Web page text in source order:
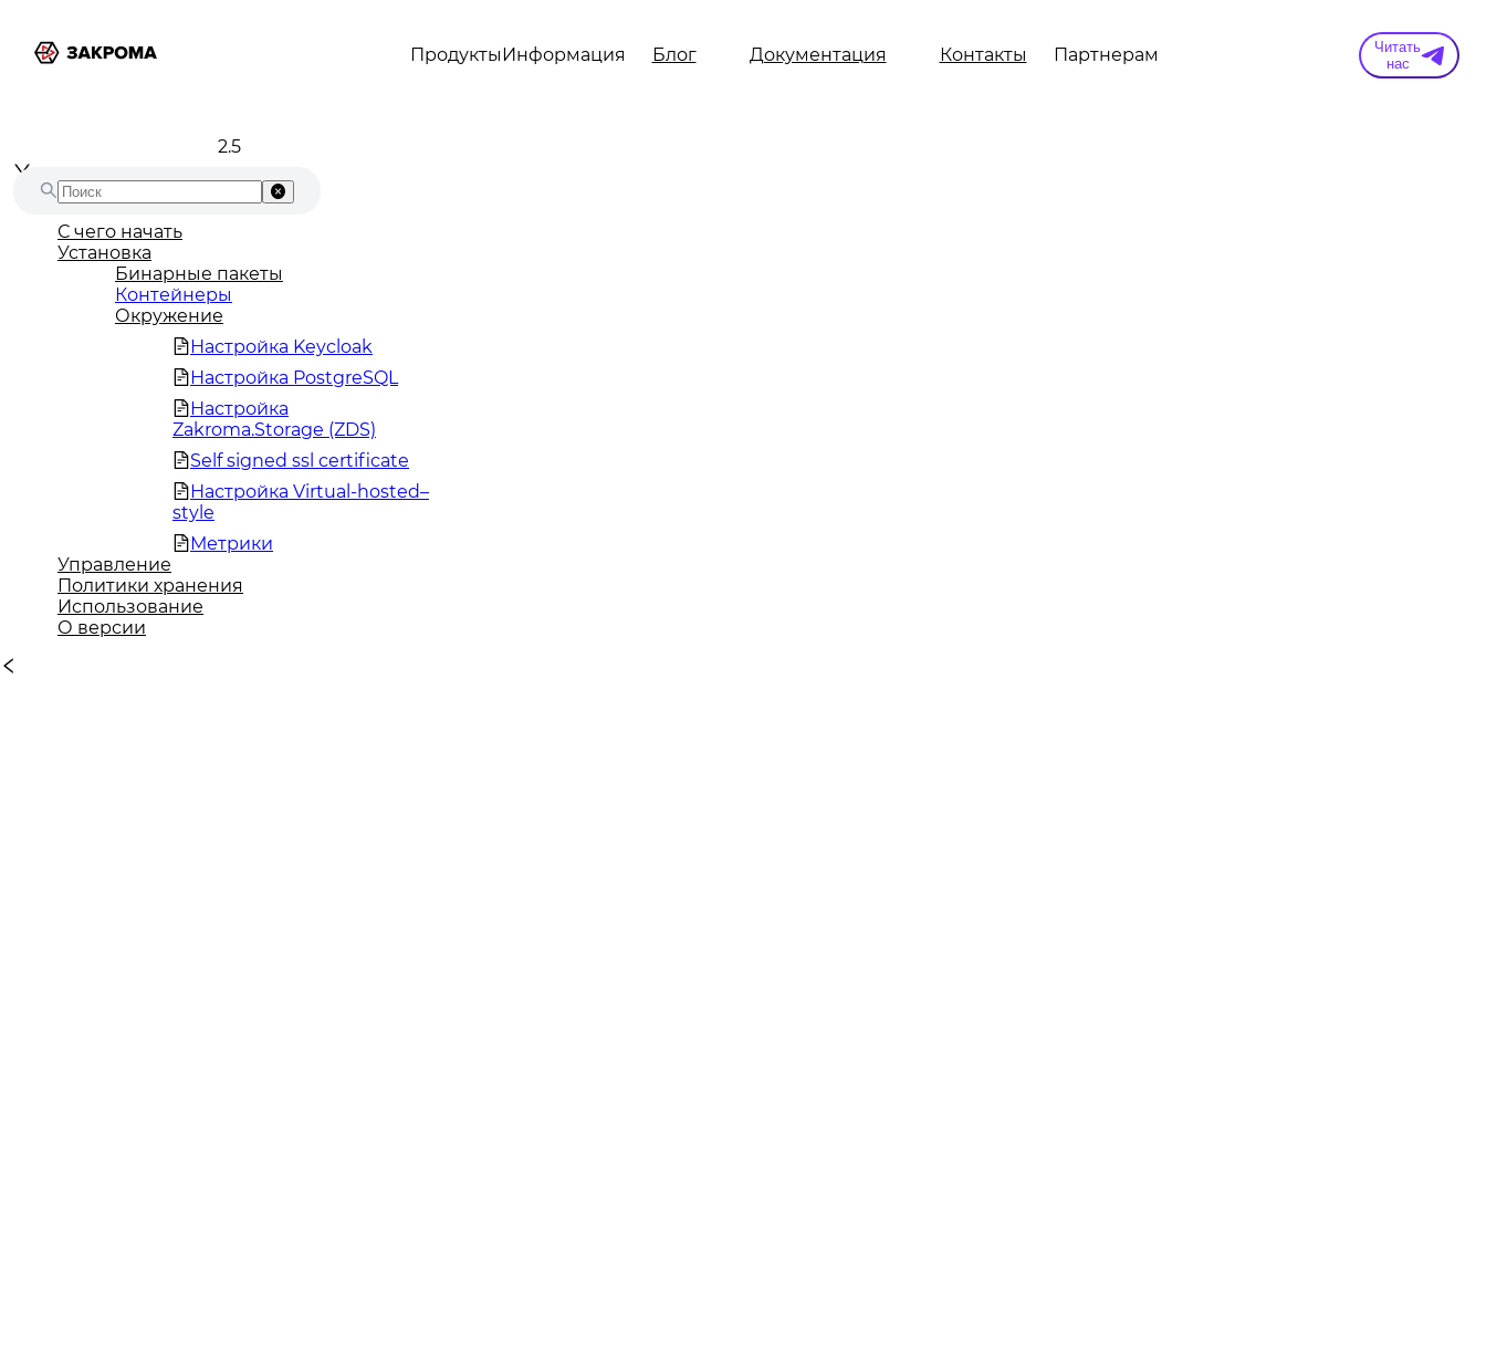
ПродуктыИнформация Блог Документация Контакты Партнерам
Читать
нас
2.5
С чего начать
Установка
Бинарные пакеты
Контейнеры
Окружение
Настройка Keycloak
Настройка PostgreSQL
Настройка
Zakroma.Storage (ZDS)
Self signed ssl certificate
Настройка Virtual-hosted–
style
Метрики
Управление
Политики хранения
Использование
О версии